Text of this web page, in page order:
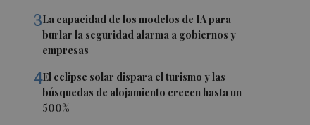
3La capacidad de los modelos de IA para
burlar la seguridad alarma a gobiernos y
empresas
4El eclipse solar dispara el turismo y las
búsquedas de alojamiento crecen hasta un
500%